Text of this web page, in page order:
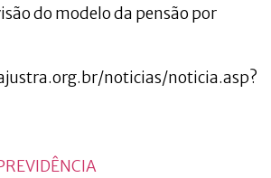
do modelo da pensão por
noticias/noticia.asp?